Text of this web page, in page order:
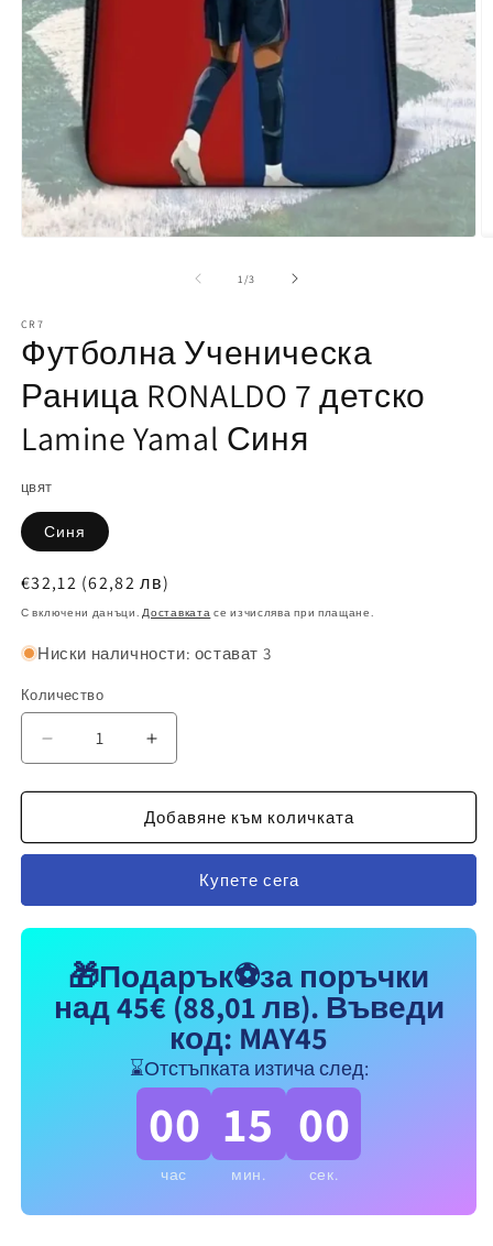
модален
елемент
1/от
3
CR7
Футболна Ученическа
Раница RONALDO 7 детско
Lamine Yamal Синя
цвят
Синя
Обичайна
цена
€32,12 (62,82 лв)
С включени данъци.Доставката се изчислява при плащане.
Ниски наличности: остават 3
Количество
Намаляване
на
количеството
Футболна
RONALDO
7
детско
Lamine
Yamal
Синя
Увеличаване
на
количеството
за
Футболна
Раница
RONALDO
7
Lamine
Yamal
Синя
Добавяне към количката
Купете сега
🎁Подарък⚽за поръчки
над 45€ (88,01 лв). Въведи
код: MAY45
⌛Отстъпката изтича след:
00
час
15
мин.
00
сек.